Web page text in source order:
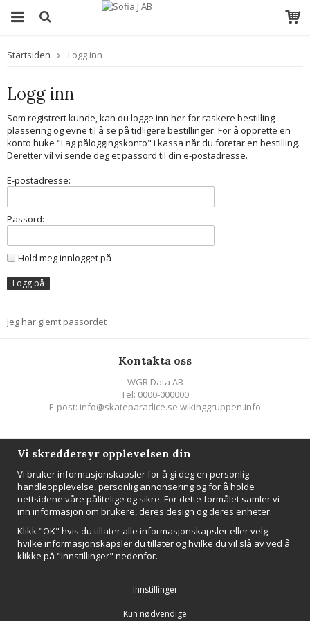
Startsiden Logg inn
Logg inn
Som registrert kunde, kan du logge inn her for raskere bestilling
plassering og evne til å se på tidligere bestillinger. For å opprette en
konto huke "Lag påloggingskonto" i kassa når du foretar en bestilling.
Deretter vil vi sende deg et passord til din e-postadresse.
E-postadresse:
Passord:
Hold meg innlogget på
Jeg har glemt passordet
Kontakta oss
WGR Data AB
Tel: 0000-000000
E-post: info@skateparadice.se.wikinggruppen.info
NYHETSBREV
Registrer
Vi skreddersyr opplevelsen din
Vi bruker informasjonskapsler for å gi deg en personlig
handleopplevelse, personlig annonsering og for å holde
nettsidene våre pålitelige og sikre. For dette formålet samler vi
inn informasjon om brukere, deres design og deres enheter.
Klikk "OK" hvis du tillater alle informasjonskapsler eller velg
hvilke informasjonskapsler du tillater og hvilke du vil slå av ved å
klikke på "Innstillinger" nedenfor.
Innstillinger
Kun nødvendige